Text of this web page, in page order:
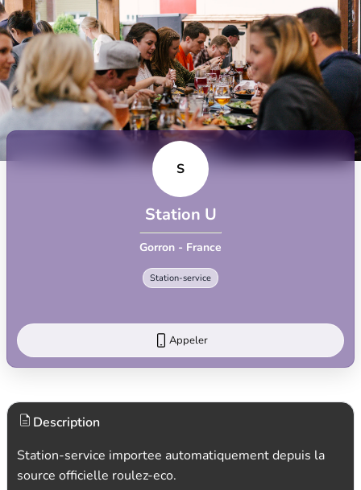
S
Station U
Gorron - France
Station-service
Appeler
Description
Station-service importee automatiquement depuis la
source officielle roulez-eco.